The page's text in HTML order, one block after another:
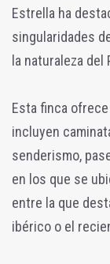
Estrella ha
singularidades
la naturaleza del
Esta finca
incluyen
senderismo,
en los que se
entre la que
ibérico o el